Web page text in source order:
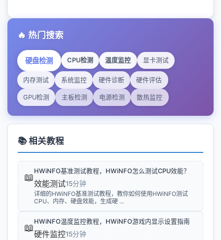
🔥 热门搜索
硬盘检测 CPU检测 温度监控 显卡测试
内存测试 系统监控 硬件诊断 硬件评估
GPU检测 主板检测 电源检测 散热监控
📚 相关教程
📖
HWiNFO基准测试教程，HWiNFO怎么测试CPU效能？
效能测试15分钟
详细的HWiNFO基准测试教程，教你如何使用HWiNFO测试
CPU、内存、硬盘效能，生成硬 …
📖
HWiNFO温度监控教程，HWiNFO游戏内显示设置指南
硬件监控15分钟